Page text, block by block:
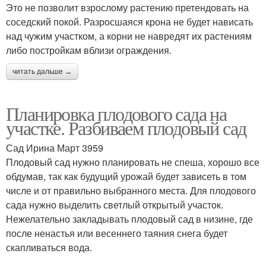
Это не позволит взрослому растению претендовать на
соседский покой. Разросшаяся крона не будет нависать
над чужим участком, а корни не навредят их растениям
либо постройкам вблизи ограждения.
читать дальше →
Планировка плодового сада на
участке. Разбиваем плодовый сад
Сад Ирина Март 3959
Плодовый сад нужно планировать не спеша, хорошо все
обдумав, так как будущий урожай будет зависеть в том
числе и от правильно выбранного места. Для плодового
сада нужно выделить светлый открытый участок.
Нежелательно закладывать плодовый сад в низине, где
после ненастья или весеннего таяния снега будет
скапливаться вода.